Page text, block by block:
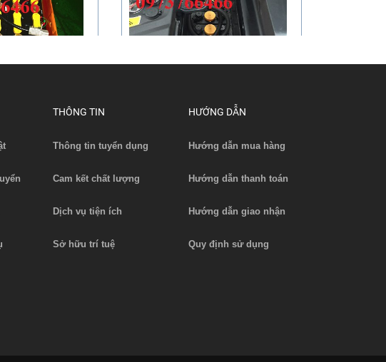
3VBS210 (24V-
hệ
chi tiết
Ắc quy xe nâng 24-7DB525H (48V-
Liên hệ
Xem chi tiết
THÔNG TIN
Thông tin tuyển dụng
Cam kết chất lượng
Dịch vụ tiện ích
Sở hữu trí tuệ
HƯỚNG DẪN
Hướng dẫn mua hàng
Hướng dẫn thanh toán
Hướng dẫn giao nhận
Quy định sử dụng